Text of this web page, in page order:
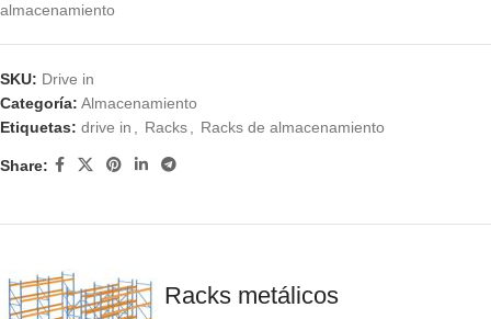
almacenamiento
SKU: Drive in
Categoría: Almacenamiento
Etiquetas: drive in , Racks, Racks de almacenamiento
Share:
Racks metálicos